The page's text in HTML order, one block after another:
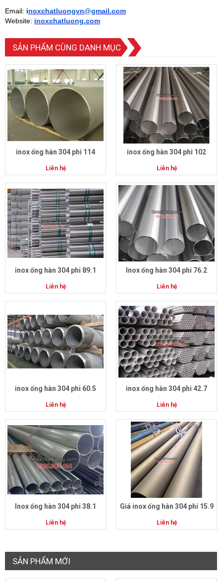
Email: inoxchatluongvn@gmail.com
Website: inoxchatluong.com
SẢN PHẨM CÙNG DANH MỤC
inox ống hàn 304 phi 114
Liên hệ
inox ống hàn 304 phi 102
Liên hệ
inox ống hàn 304 phi 89.1
Liên hệ
Inox ống hàn 304 phi 76.2
Liên hệ
inox ống hàn 304 phi 60.5
Liên hệ
inox ống hàn 304 phi 42.7
Liên hệ
Inox ống hàn 304 phi 38.1
Liên hệ
Giá inox ống hàn 304 phi 15.9
Liên hệ
SẢN PHẨM MỚI